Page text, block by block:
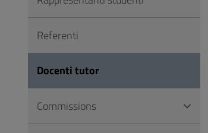
Footer
Referenti
Docenti tutor
Commissions